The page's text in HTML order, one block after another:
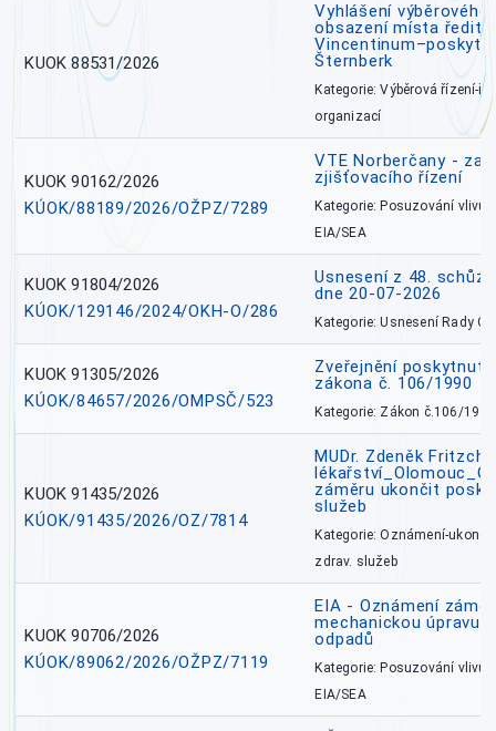
KUOK 88531/2026
Vyhlášení výběrového
obsazení místa
Šternberk
Kategorie: Výběrová řízení-
organizací
KUOK 90162/2026
KÚOK/88189/2026/OŽPZ/7289
VTE Norberčany -
zjišťovacího řízení
Kategorie: Posuzování vlivů
EIA/SEA
KUOK 91804/2026
KÚOK/129146/2024/OKH-O/286
Usnesení z 48.
dne 20-07-2026
Kategorie: Usnesení Rady
KUOK 91305/2026
KÚOK/84657/2026/OMPSČ/523
Zveřejnění poskytnutí
zákona č. 106/1990
Kategorie: Zákon č.106/1999
KUOK 91435/2026
KÚOK/91435/2026/OZ/7814
MUDr. Zdeněk
záměru ukončit
služeb
Kategorie: Oznámení-
zdrav. služeb
KUOK 90706/2026
KÚOK/89062/2026/OŽPZ/7119
EIA - Oznámení
mechanickou úpravu
odpadů
Kategorie: Posuzování vlivů
EIA/SEA